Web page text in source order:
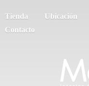
Tienda
Ubicación
Contacto